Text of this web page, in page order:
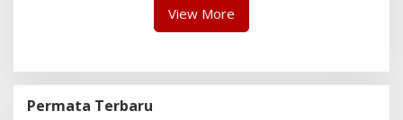
View More
Permata Terbaru